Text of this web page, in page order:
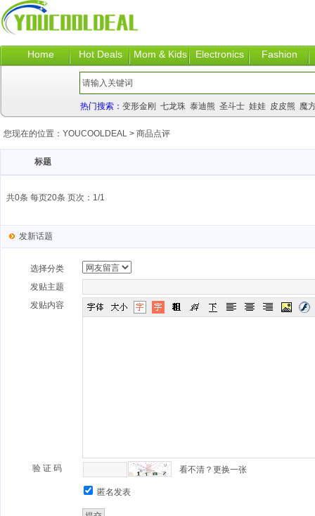
Home Hot Deals Mom & Kids Electronics Fashion
热门搜索： 变形金刚 七龙珠 泰迪熊 圣斗士 娃娃 皮皮熊 魔
您现在的位置： YOUCOOLDEAL > 商品点评
标题
共0条 每页20条 页次：1/1
发新话题
选择分类
发贴主题
发贴内容
验 证 码 看不清？更换一张
匿名发表